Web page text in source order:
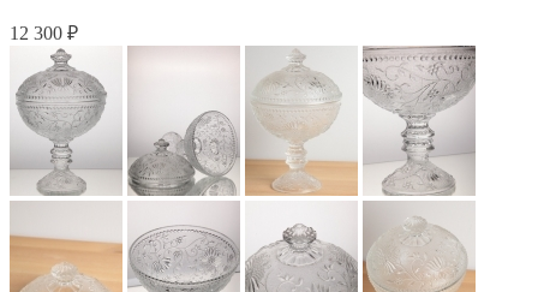
12 300 ₽